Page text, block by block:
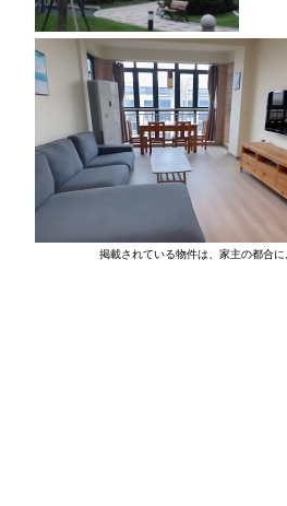
掲載されている物件は、家主の都合